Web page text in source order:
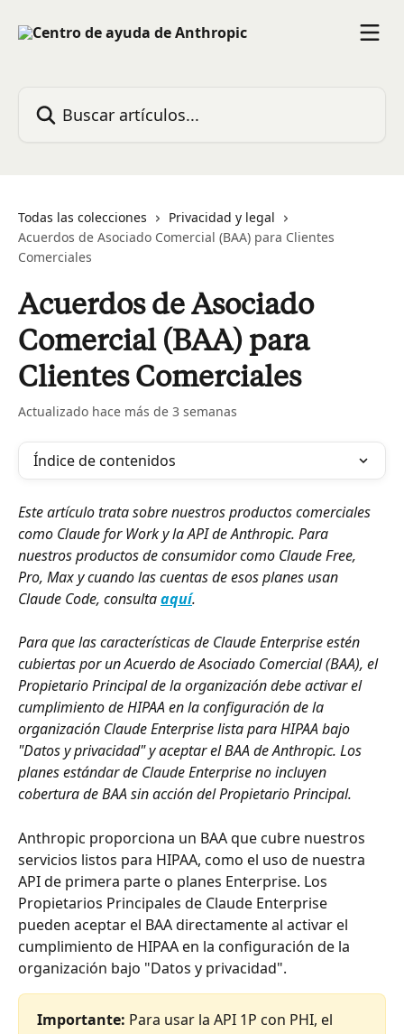
Todas las colecciones
Privacidad y legal
Acuerdos de Asociado Comercial (BAA) para Clientes
Comerciales
Acuerdos de Asociado
Comercial (BAA) para
Clientes Comerciales
Actualizado hace más de 3 semanas
Índice de contenidos
Este artículo trata sobre nuestros productos comerciales
como Claude for Work y la API de Anthropic. Para
nuestros productos de consumidor como Claude Free,
Pro, Max y cuando las cuentas de esos planes usan
Claude Code, consulta aquí.
Para que las características de Claude Enterprise estén
cubiertas por un Acuerdo de Asociado Comercial (BAA), el
Propietario Principal de la organización debe activar el
cumplimiento de HIPAA en la configuración de la
organización Claude Enterprise lista para HIPAA bajo
"Datos y privacidad" y aceptar el BAA de Anthropic. Los
planes estándar de Claude Enterprise no incluyen
cobertura de BAA sin acción del Propietario Principal.
Anthropic proporciona un BAA que cubre nuestros
servicios listos para HIPAA, como el uso de nuestra
API de primera parte o planes Enterprise. Los
Propietarios Principales de Claude Enterprise
pueden aceptar el BAA directamente al activar el
cumplimiento de HIPAA en la configuración de la
organización bajo "Datos y privacidad".
Importante: Para usar la API 1P con PHI, el